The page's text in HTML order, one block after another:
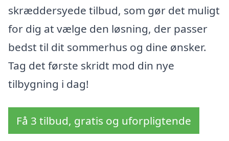
skræddersyede tilbud, som gør det muligt
for dig at vælge den løsning, der passer
bedst til dit sommerhus og dine ønsker.
Tag det første skridt mod din nye
tilbygning i dag!
Få 3 tilbud, gratis og uforpligtende